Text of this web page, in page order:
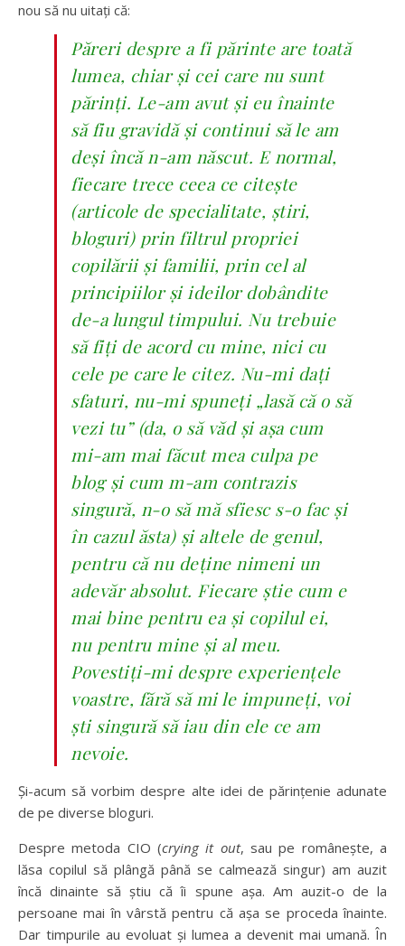
nou să nu uitați că:
Păreri despre a fi părinte are toată
lumea, chiar și cei care nu sunt
părinți. Le-am avut și eu înainte
să fiu gravidă și continui să le am
deși încă n-am născut. E normal,
fiecare trece ceea ce citește
(articole de specialitate, știri,
bloguri) prin filtrul propriei
copilării și familii, prin cel al
principiilor și ideilor dobândite
de-a lungul timpului. Nu trebuie
să fiți de acord cu mine, nici cu
cele pe care le citez. Nu-mi dați
sfaturi, nu-mi spuneți „lasă că o să
vezi tu” (da, o să văd și așa cum
mi-am mai făcut mea culpa pe
blog și cum m-am contrazis
singură, n-o să mă sfiesc s-o fac și
în cazul ăsta) și altele de genul,
pentru că nu deține nimeni un
adevăr absolut. Fiecare știe cum e
mai bine pentru ea și copilul ei,
nu pentru mine și al meu.
Povestiți-mi despre experiențele
voastre, fără să mi le impuneți, voi
ști singură să iau din ele ce am
nevoie.
Și-acum să vorbim despre alte idei de părințenie adunate
de pe diverse bloguri.
Despre metoda CIO (crying it out, sau pe românește, a
lăsa copilul să plângă până se calmează singur) am auzit
încă dinainte să știu că îi spune așa. Am auzit-o de la
persoane mai în vârstă pentru că așa se proceda înainte.
Dar timpurile au evoluat și lumea a devenit mai umană. În